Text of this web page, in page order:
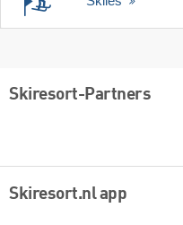
Skiresort-Partners
Skiresort.nl app